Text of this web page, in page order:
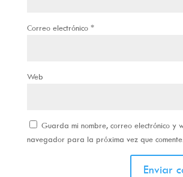
Correo electrónico *
Web
Guarda mi nombre, correo electrónico y
navegador para la próxima vez que comente.